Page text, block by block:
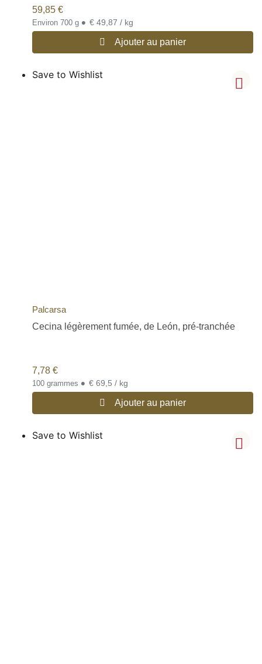
59,85 €
Environ 700 g • € 49,87 / kg
Ajouter au panier
Save to Wishlist
Palcarsa
Cecina légèrement fumée, de León, pré-tranchée
7,78 €
100 grammes • € 69,5 / kg
Ajouter au panier
Save to Wishlist